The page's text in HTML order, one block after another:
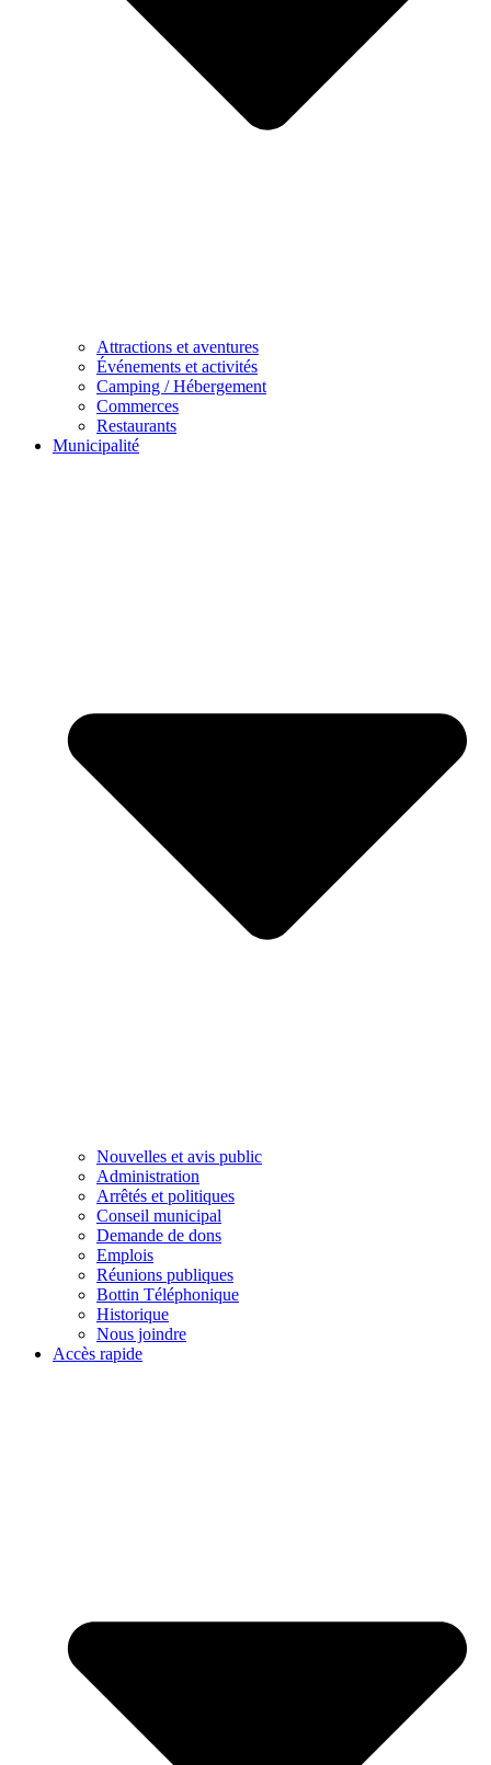
Attractions et aventures
Événements et activités
Camping / Hébergement
Commerces
Restaurants
Municipalité
Nouvelles et avis public
Administration
Arrêtés et politiques
Conseil municipal
Demande de dons
Emplois
Réunions publiques
Bottin Téléphonique
Historique
Nous joindre
Accès rapide